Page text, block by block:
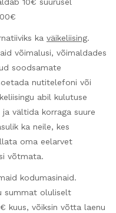
ka väikeliising.
võimalusi, võimaldades
soodsamate
nutitelefoni või
abil kulutuse
vältida korraga suure
ka neile, kes
oma eelarvet
võtmata.
kodumasinaid.
summat oluliselt
kuus, võiksin võtta laenu